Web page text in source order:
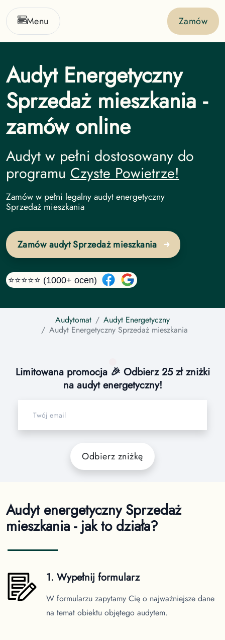
Menu Zamów
Audyt Energetyczny
Sprzedaż mieszkania -
zamów online
Audyt w pełni dostosowany do
programu Czyste Powietrze!
Audyt Energetyczny undefined
Zamów w pełni legalny audyt energetyczny
Sprzedaż mieszkania
Zamów audyt Sprzedaż mieszkania
⭐⭐⭐⭐⭐ (1000+ ocen)
Audytomat
Audyt Energetyczny
Audyt Energetyczny Sprzedaż mieszkania
Limitowana promocja 🎉 Odbierz 25 zł zniżki
na audyt energetyczny!
Odbierz zniżkę
Audyt energetyczny Sprzedaż
mieszkania - jak to działa?
1. Wypełnij formularz
W formularzu zapytamy Cię o najważniejsze dane
na temat obiektu objętego audytem.